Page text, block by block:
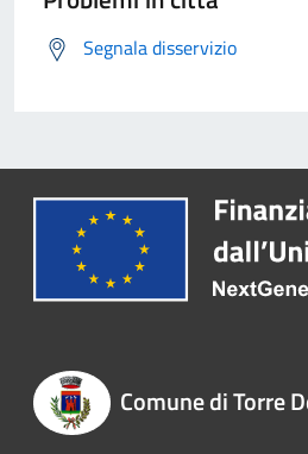
Segnala disservizio
Comune di Torre